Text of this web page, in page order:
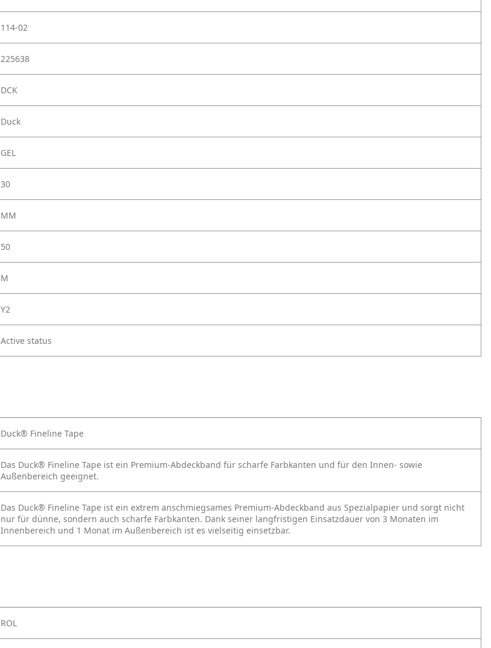
114-02
225638
DCK
Duck
GEL
30
MM
50
M
Y2
Active status
Duck® Fineline Tape
Das Duck® Fineline Tape ist ein Premium-Abdeckband für scharfe Farbkanten und für den Innen- sowie
Außenbereich geeignet.
Das Duck® Fineline Tape ist ein extrem anschmiegsames Premium-Abdeckband aus Spezialpapier und sorgt nicht
nur für dünne, sondern auch scharfe Farbkanten. Dank seiner langfristigen Einsatzdauer von 3 Monaten im
Innenbereich und 1 Monat im Außenbereich ist es vielseitig einsetzbar.
ROL